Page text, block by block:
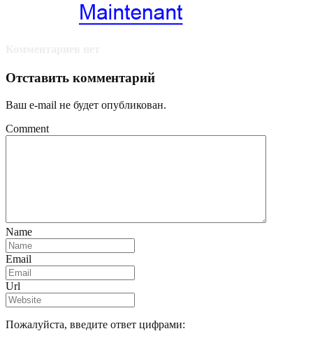
Отставить комментарий
Ваш e-mail не будет опубликован.
Comment
Name
Email
Url
Пожалуйста, введите ответ цифрами: